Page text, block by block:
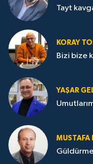
Tayt
KORAY
Bizi bize
YAŞAR
MUSTAFA